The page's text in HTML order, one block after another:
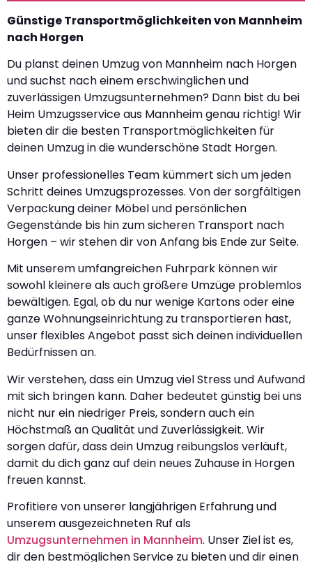
Günstige Transportmöglichkeiten von Mannheim
nach Horgen
Du planst deinen Umzug von Mannheim nach Horgen
und suchst nach einem erschwinglichen und
zuverlässigen Umzugsunternehmen? Dann bist du bei
Heim Umzugsservice aus Mannheim genau richtig! Wir
bieten dir die besten Transportmöglichkeiten für
deinen Umzug in die wunderschöne Stadt Horgen.
Unser professionelles Team kümmert sich um jeden
Schritt deines Umzugsprozesses. Von der sorgfältigen
Verpackung deiner Möbel und persönlichen
Gegenstände bis hin zum sicheren Transport nach
Horgen – wir stehen dir von Anfang bis Ende zur Seite.
Mit unserem umfangreichen Fuhrpark können wir
sowohl kleinere als auch größere Umzüge problemlos
bewältigen. Egal, ob du nur wenige Kartons oder eine
ganze Wohnungseinrichtung zu transportieren hast,
unser flexibles Angebot passt sich deinen individuellen
Bedürfnissen an.
Wir verstehen, dass ein Umzug viel Stress und Aufwand
mit sich bringen kann. Daher bedeutet günstig bei uns
nicht nur ein niedriger Preis, sondern auch ein
Höchstmaß an Qualität und Zuverlässigkeit. Wir
sorgen dafür, dass dein Umzug reibungslos verläuft,
damit du dich ganz auf dein neues Zuhause in Horgen
freuen kannst.
Profitiere von unserer langjährigen Erfahrung und
unserem ausgezeichneten Ruf als
Umzugsunternehmen in Mannheim. Unser Ziel ist es,
dir den bestmöglichen Service zu bieten und dir einen